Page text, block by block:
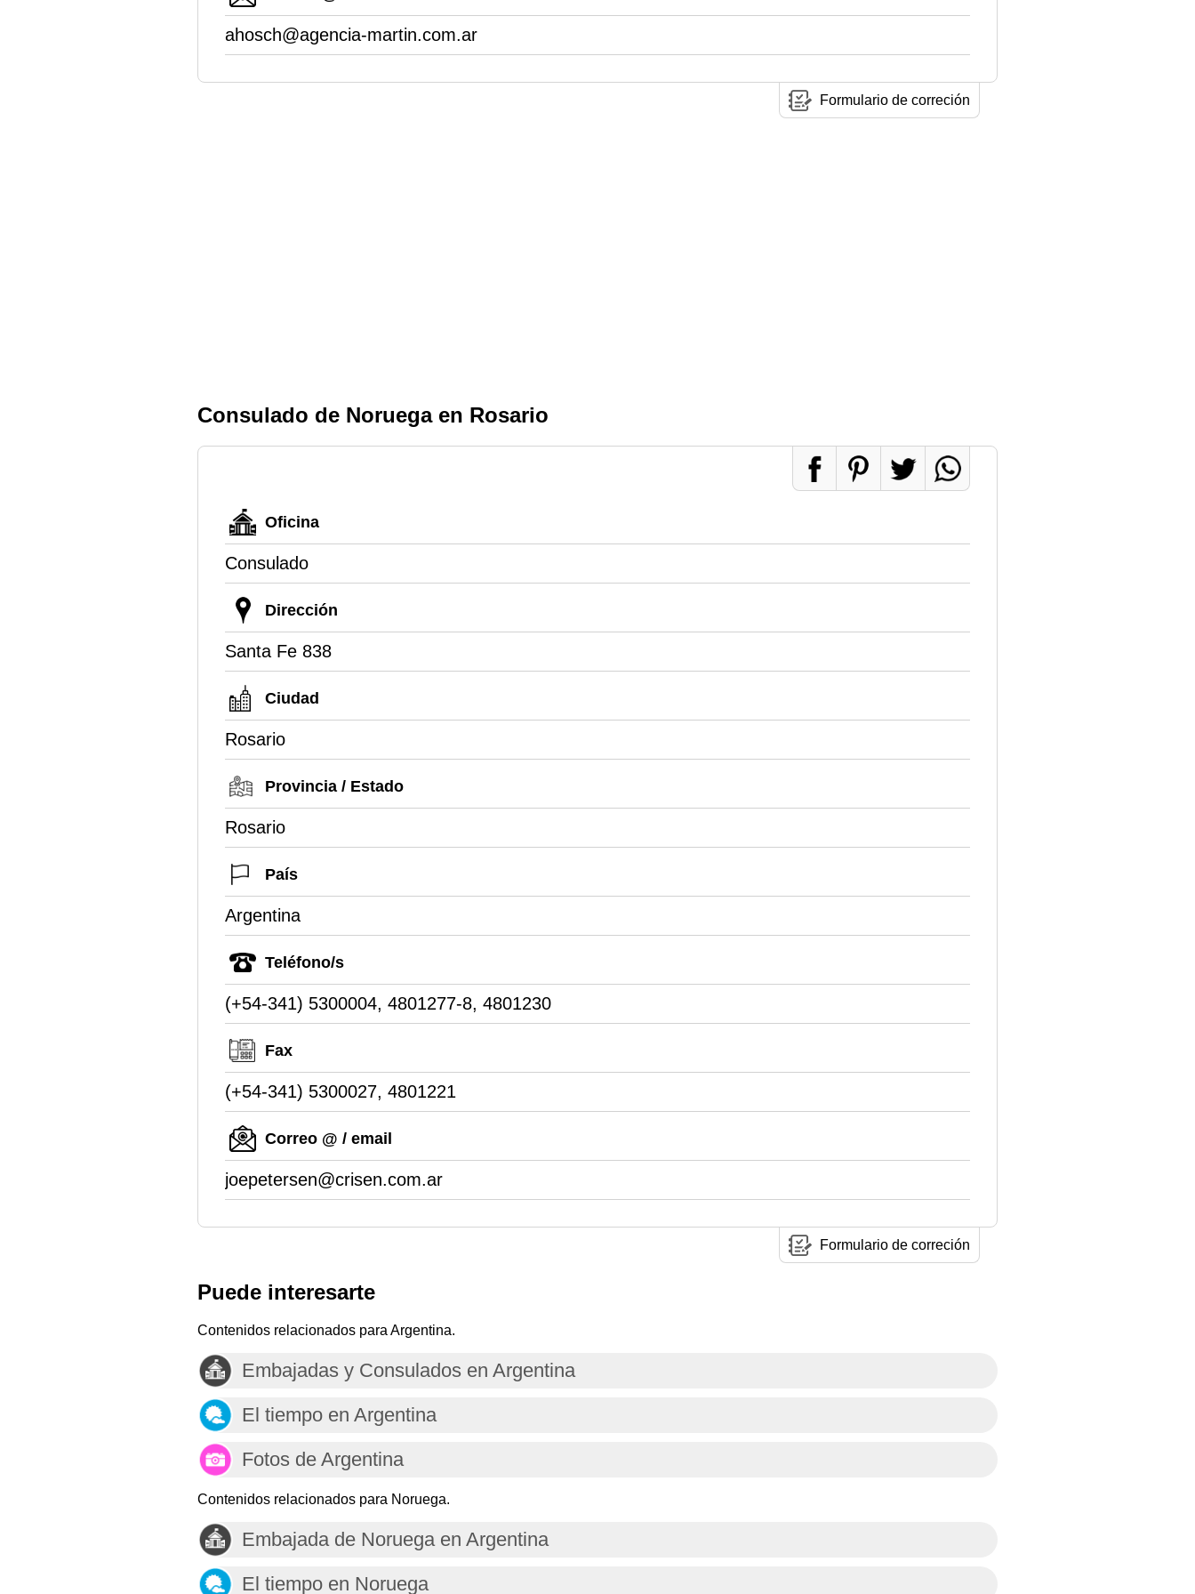
ahosch@agencia-martin.com.ar
Formulario de correción
Consulado de Noruega en Rosario
Oficina
Consulado
Dirección
Santa Fe 838
Ciudad
Rosario
Provincia / Estado
Rosario
País
Argentina
Teléfono/s
(+54-341) 5300004, 4801277-8, 4801230
Fax
(+54-341) 5300027, 4801221
Correo @ / email
joepetersen@crisen.com.ar
Formulario de correción
Puede interesarte
Contenidos relacionados para Argentina.
Embajadas y Consulados en Argentina
El tiempo en Argentina
Fotos de Argentina
Contenidos relacionados para Noruega.
Embajada de Noruega en Argentina
El tiempo en Noruega